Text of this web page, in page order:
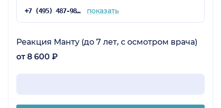
+7 (495) 487-98-92 показать
Реакция Манту (до 7 лет, с осмотром врача)
от 8 600 ₽